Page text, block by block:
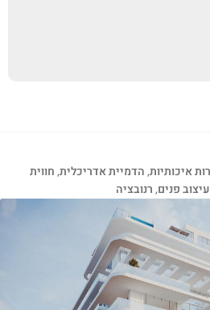
איכותיות,הדמיית אדריכלית,חווית
עיצוב פנים,רנובציה